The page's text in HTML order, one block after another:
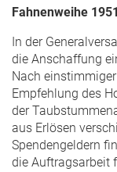
Fahnenweihe 1951
In der
die Anschaffung
Nach
Empfehlung des
der
aus Erlösen
Spendengeldern
die Auftragsarbeit